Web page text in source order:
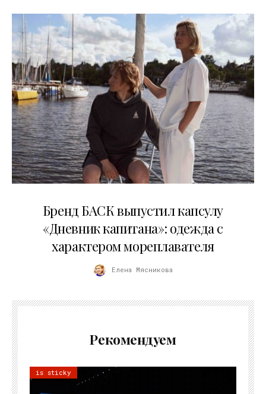
Бренд БАСК выпустил капсулу
«Дневник капитана»: одежда с
характером мореплавателя
Елена Мясникова
Рекомендуем
is sticky